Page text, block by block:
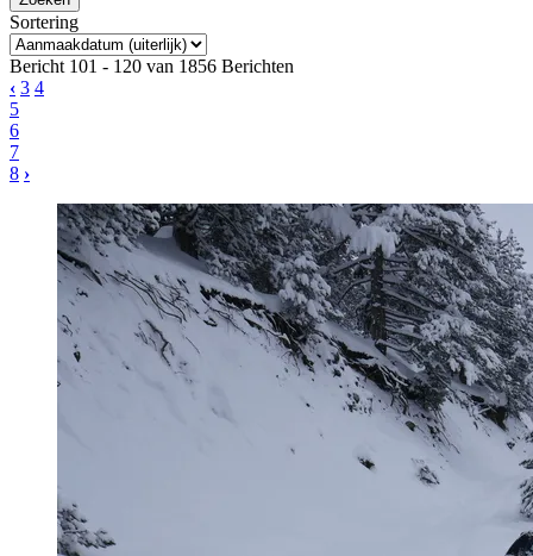
Sortering
Bericht 101 - 120 van 1856 Berichten
‹ 3 4
5
6
7
8 ›